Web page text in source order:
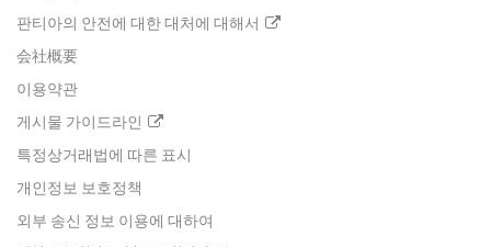
판티아의 안전에 대한 대처에 대해서
会社概要
이용약관
게시물 가이드라인
특정상거래법에 따른 표시
개인정보 보호정책
외부 송신 정보 이용에 대하여